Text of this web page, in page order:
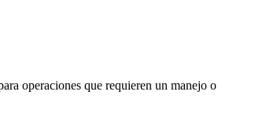
operaciones que requieren un manejo o